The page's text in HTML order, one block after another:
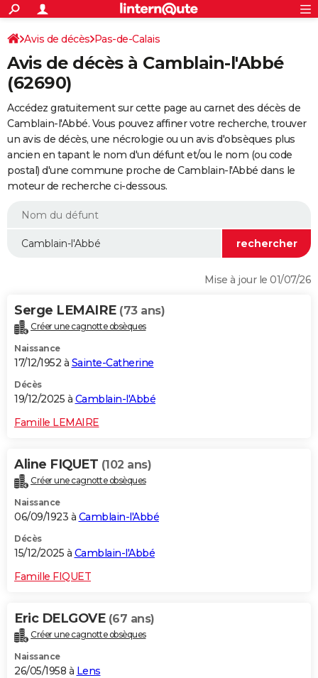
ACTUALITÉS
Politique
Société
Faits Divers
Education
Monde
Villes
+
SPORT
Coupe du monde 2026
Football
Tennis
Cyclisme
Rugby
Forum
FINANCE
Retraite
Impôts
Epargne
Immobilier
Risques naturels par ville
Banque
Assurance
Crédit
Essais
Réserver un essai
Citadines
Berlines
SUV
Forum auto
+
HIGH-TECH
Mobiles
Meilleur smartphone
Internet
Ordinateurs
Jeux vidéo
Guide high-tech
+BRICOLAGE
Forum
Aménagement intérieur
Extérieur
Cuisine
Salle de bains
Jardinage
Rangement
WEEK-END
Guides de France
Escapades
Patrimoine
Expositions
Musées
Week-end nature
LIFESTYLE
Alimentation
Guide de la santé
Maladies
Médicaments
Sommeil
VOYAGE
Destinations
City break
Voyage nature
Voyage de noces
Forum
Climat
+PHOTO
GUIDES D'ACHAT
BONS PLANS
CARTE DE VOEUX
Dictionnaire
Biographies
Citations
Expressions
Proverbes
PROGRAMME TV
COPAINS D'AVANT
S'inscrire
Se connecter
Lycées
Collèges
Primaires
Universités
Entreprises
Service militaire
Avis de recherche
AVIS DE DÉCÈS
S'inscrire
Connexion
Avis de décès Pas-de-Calais
Avis de décès à Camblain-l'Abbé
(62690)
Accédez gratuitement sur cette page au carnet des décès de
Camblain-l'Abbé. Vous pouvez affiner votre recherche, trouver
un avis de décès, une nécrologie ou un avis d'obsèques plus
ancien en tapant le nom d'un défunt et/ou le nom (ou code
postal) d'une commune proche de Camblain-l'Abbé dans le
moteur de recherche ci-dessous.
Mise à jour le 01/07/26
Serge LEMAIRE (73 ans)
Créer une cagnotte obsèques
Naissance
17/12/1952 à Sainte-Catherine
Décès
19/12/2025 à Camblain-l'Abbé
Famille LEMAIRE
Aline FIQUET (102 ans)
Créer une cagnotte obsèques
Naissance
06/09/1923 à Camblain-l'Abbé
Décès
15/12/2025 à Camblain-l'Abbé
Famille FIQUET
Eric DELGOVE (67 ans)
Créer une cagnotte obsèques
Naissance
26/05/1958 à Lens